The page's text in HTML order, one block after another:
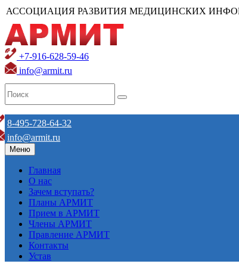
АССОЦИАЦИЯ РАЗВИТИЯ МЕДИЦИНСКИХ
+7-916-628-59-46
info@armit.ru
8-495-728-64-32
info@armit.ru
Меню
Главная
О нас
Зачем вступать?
Планы АРМИТ
Прием в АРМИТ
Члены АРМИТ
Правление АРМИТ
Контакты
Устав